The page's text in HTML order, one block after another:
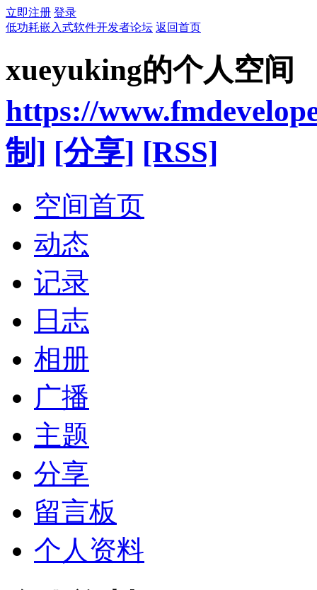
立即注册 登录
低功耗嵌入式软件开发者论坛 返回首页
xueyuking的个人空间
https://
制] [分享] [RSS]
空间首页
动态
记录
日志
相册
广播
主题
分享
留言板
个人资料